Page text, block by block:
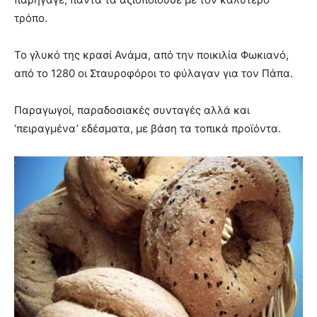
τρόπο.
Το γλυκό της κρασί Ανάμα, από την ποικιλία Φωκιανό,
από το 1280 οι Σταυροφόροι το φύλαγαν για τον Πάπα.
Παραγωγοί, παραδοσιακές συνταγές αλλά και
‘πειραγμένα’ εδέσματα, με βάση τα τοπικά προϊόντα.